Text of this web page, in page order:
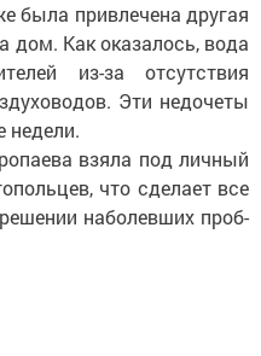
была привлечена другая
дом. Как оказалось, вода
из-за отсутствия
Эти недочеты
недели.
взяла под личный
что сделает все
наболевших проб­